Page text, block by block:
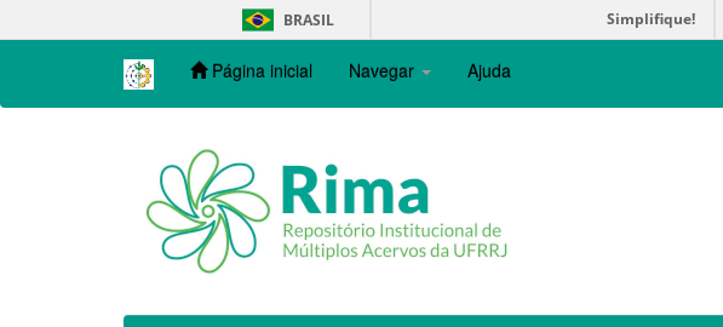
navigation
BRASIL Simplifique!
Página inicial Navegar Ajuda